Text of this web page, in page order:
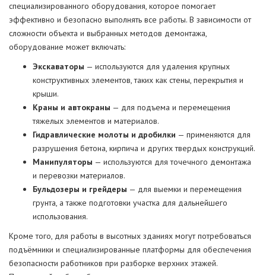
специализированного оборудования, которое помогает
эффективно и безопасно выполнять все работы. В зависимости от
сложности объекта и выбранных методов демонтажа,
оборудование может включать:
Экскаваторы — используются для удаления крупных
конструктивных элементов, таких как стены, перекрытия и
крыши.
Краны и автокраны — для подъема и перемещения
тяжелых элементов и материалов.
Гидравлические молоты и дробилки — применяются для
разрушения бетона, кирпича и других твердых конструкций.
Манипуляторы — используются для точечного демонтажа
и перевозки материалов.
Бульдозеры и грейдеры — для выемки и перемещения
грунта, а также подготовки участка для дальнейшего
использования.
Кроме того, для работы в высотных зданиях могут потребоваться
подъёмники и специализированные платформы для обеспечения
безопасности работников при разборке верхних этажей.